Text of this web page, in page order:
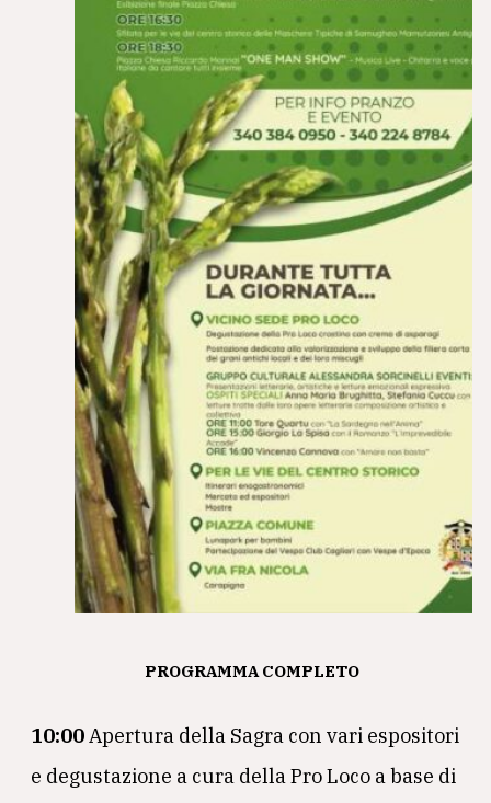
PROGRAMMA COMPLETO
10:00Apertura della Sagra con vari espositori
e degustazione a cura della Pro Loco a base di